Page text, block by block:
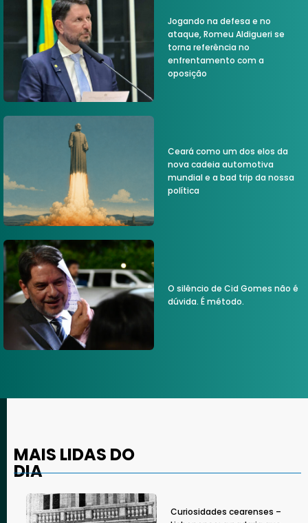
Jogando na defesa e no
ataque, Romeu Aldigueri se
torna referência no
enfrentamento com a
oposição
Ceará como um dos elos da
nova cadeia automotiva
mundial e a bad trip da nossa
política
O silêncio de Cid Gomes não é
dúvida. É método.
MAIS LIDAS DO
DIA
Curiosidades cearenses –